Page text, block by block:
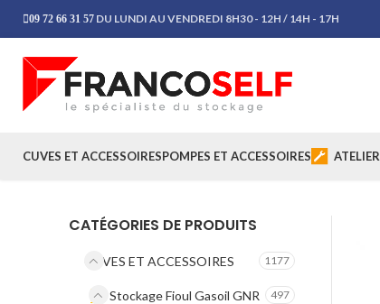
09 72 66 31 57 DU LUNDI AU VENDREDI 8H30 - 12H / 14H - 17H
CUVES ET ACCESSOIRESPOMPES ET ACCESSOIRES ATELIER
CATÉGORIES DE PRODUITS
CUVES ET ACCESSOIRES 1177
Stockage Fioul Gasoil GNR 497